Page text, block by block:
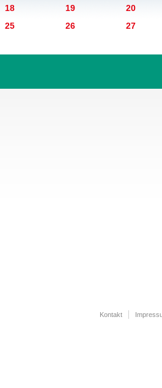
18 19
20
25 26
27
Kontakt